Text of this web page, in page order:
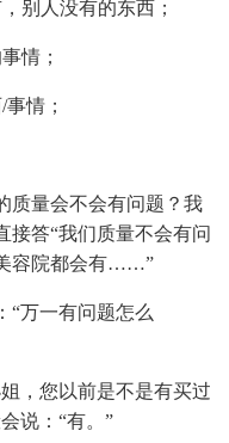
人没有的东西；
情；
情；
量会不会有问题？我
接答“我们质量不会有问
容院都会有……”
万一有问题怎么
，您以前是不是有买过
说：“有。”